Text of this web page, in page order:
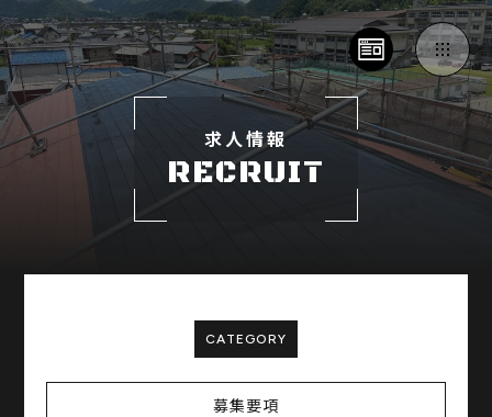
求人情報
RECRUIT
CATEGORY
募集要項